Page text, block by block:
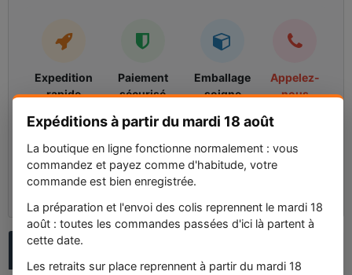
Expéditions à partir du mardi 18 août
La boutique en ligne fonctionne normalement : vous
commandez et payez comme d'habitude, votre
commande est bien enregistrée.
La préparation et l'envoi des colis reprennent le mardi 18
août : toutes les commandes passées d'ici là partent à
cette date.
Les retraits sur place reprennent à partir du mardi 18
Expedition
rapide
sous 24h
Paiement
sécurisé
Emballage
soigne
garantie
Appelez-
nous
Vendeur : J3M Destock
⭐⭐⭐⭐⭐ (5.0/5)
POSER UNE QUESTION AU VENDEUR